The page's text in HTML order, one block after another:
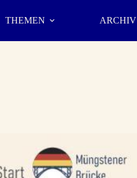
THEMEN ARCHIV